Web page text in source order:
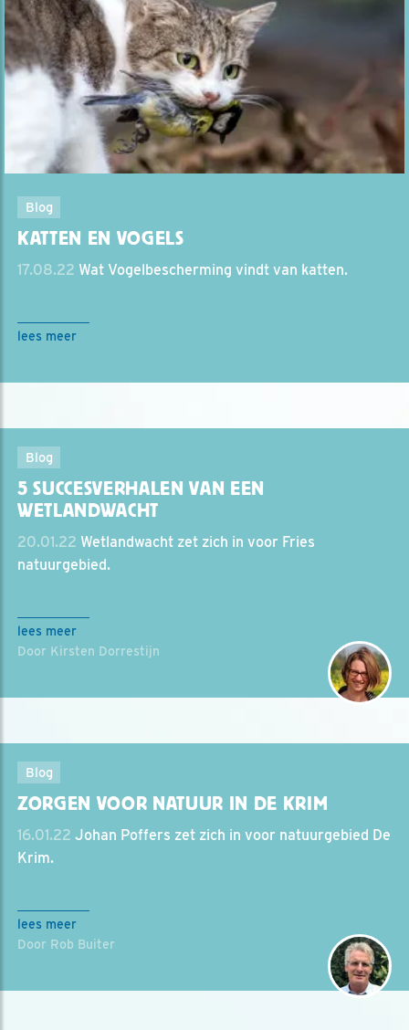
Blog
KATTEN EN VOGELS
17.08.22 Wat Vogelbescherming vindt van katten.
lees meer
Blog
5 SUCCESVERHALEN VAN EEN
WETLANDWACHT
20.01.22 Wetlandwacht zet zich in voor Fries
natuurgebied.
lees meer
Door Kirsten Dorrestijn
Blog
ZORGEN VOOR NATUUR IN DE KRIM
16.01.22 Johan Poffers zet zich in voor natuurgebied De
Krim.
lees meer
Door Rob Buiter